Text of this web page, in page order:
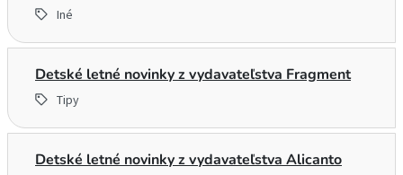
Iné
Detské letné novinky z vydavateľstva Fragment
Tipy
Detské letné novinky z vydavateľstva Alicanto